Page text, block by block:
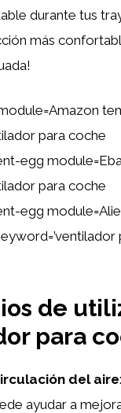
durante tus
más
para coche
egg
para coche
egg
de
para
del aire
ayudar a